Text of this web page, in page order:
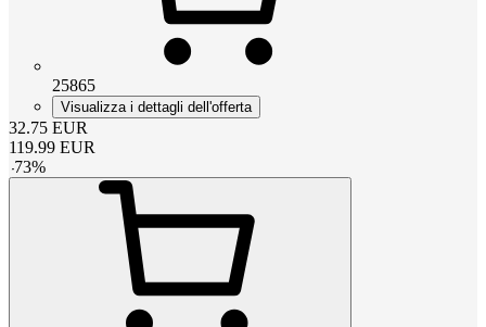
25865
Visualizza i dettagli dell'offerta
32.75 EUR
119.99 EUR
-73%